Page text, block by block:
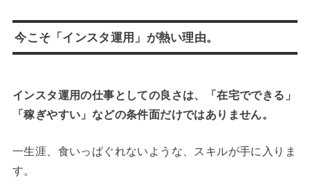
今こそ「インスタ運用」が熱い理由。
インスタ運用の仕事としての良さは、「在宅でできる」
「稼ぎやすい」などの条件面だけではありません。
一生涯、食いっぱぐれないような、スキルが手に入りま
す。